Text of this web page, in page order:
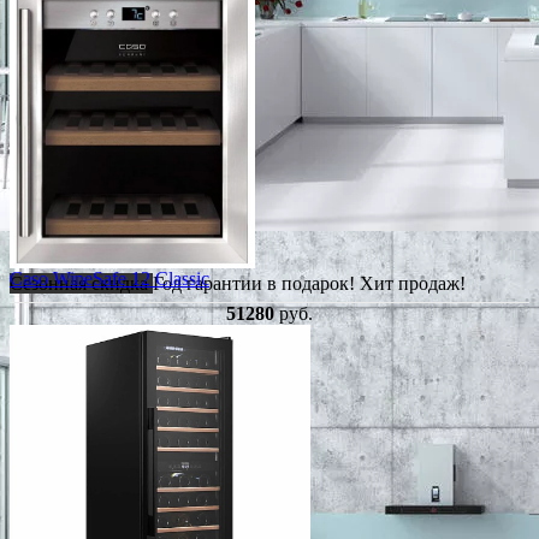
Сезонная скидкаГод гарантии в подарок!Хит продаж!
Caso WineSafe 12 Classic
51280руб.